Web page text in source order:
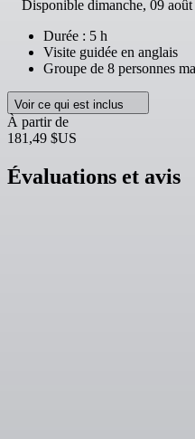
Disponible dimanche, 09 août
Durée : 5 h
Visite guidée en anglais
Groupe de 8 personnes
Voir ce qui est inclus
À partir de
181,49 $US
Évaluations et avis